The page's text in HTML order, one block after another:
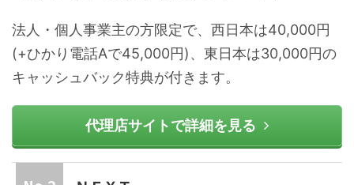
法人・個人事業主の方限定で、西日本は40,000円
(+ひかり電話Aで45,000円)、東日本は30,000円の
キャッシュバック特典が付きます。
代理店サイトで詳細を見る